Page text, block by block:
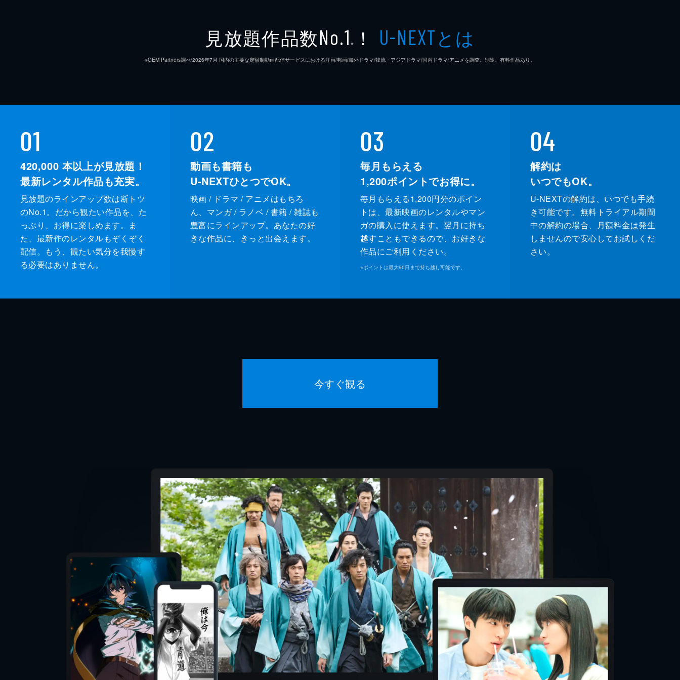
見放題作品数No.1 ※ ！ U-NEXTとは
※GEM Partners調べ/2026年7⽉ 国内の主要な定額制動画配信サービスにおける洋画/邦画/海外ドラマ/韓流・アジアドラマ/国内ドラマ/アニメを調査。別途、有料作品あり。
01
420,000 本以上が見放題！
最新レンタル作品も充実。
見放題のラインアップ数は断トツ
のNo.1。だから観たい作品を、た
っぷり、お得に楽しめます。ま
た、最新作のレンタルもぞくぞく
配信。もう、観たい気分を我慢す
る必要はありません。
02
動画も書籍も
U-NEXTひとつでOK。
映画 / ドラマ / アニメはもちろ
ん、マンガ / ラノベ / 書籍 / 雑誌も
豊富にラインアップ。あなたの好
きな作品に、きっと出会えます。
03
毎月もらえる
1,200ポイントでお得に。
毎月もらえる1,200円分のポイン
トは、最新映画のレンタルやマン
ガの購入に使えます。翌月に持ち
越すこともできるので、お好きな
作品にご利用ください。
※ポイントは最大90日まで持ち越し可能です。
04
解約は
いつでもOK。
U-NEXTの解約は、いつでも手続
き可能です。無料トライアル期間
中の解約の場合、月額料金は発生
しませんので安心してお試しくだ
さい。
今すぐ観る